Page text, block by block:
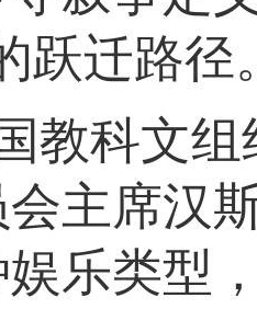
跃迁路径
教科文
主席汉
乐类型